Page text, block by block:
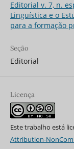
Editorial v. 7, n.
Linguística e o
para a formação
Seção
Editorial
Licença
Este trabalho está
Attribution-